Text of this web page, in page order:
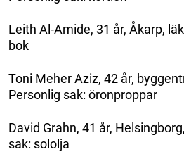
Leith Al-Amide, 31 år, Åkarp,
bok
Toni Meher Aziz, 42 år,
Personlig sak: öronproppar
David Grahn, 41 år,
sak: sololja